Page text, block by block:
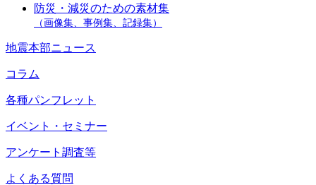
防災・減災のための素材集
（画像集、事例集、記録集）
地震本部ニュース
コラム
各種パンフレット
イベント・セミナー
アンケート調査等
よくある質問